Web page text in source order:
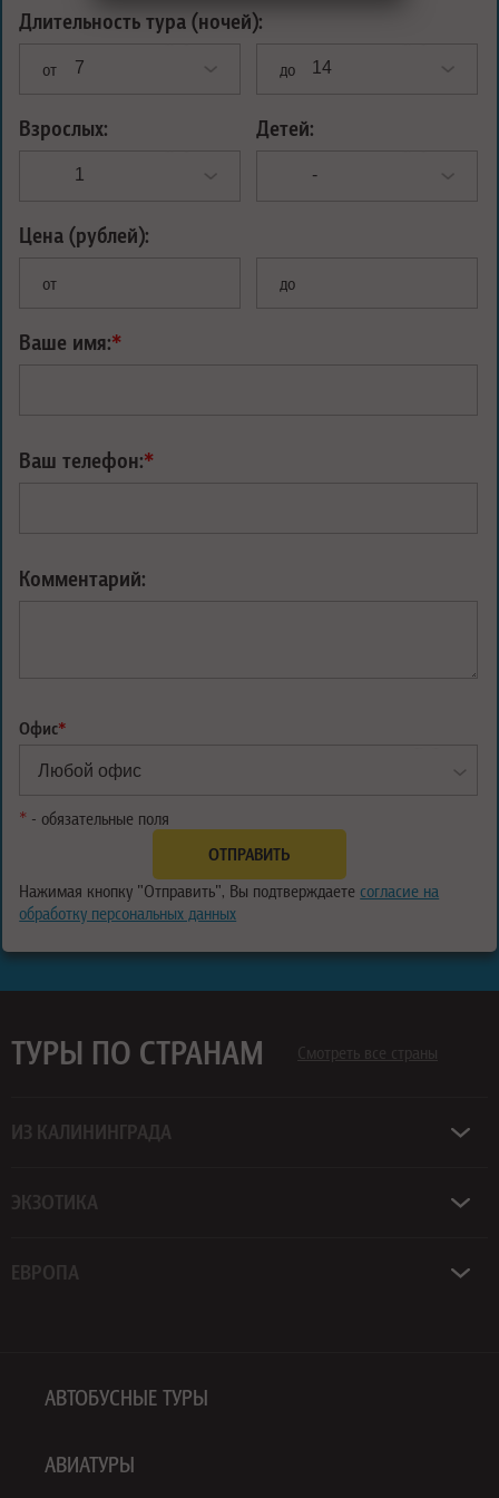
Длительность тура (ночей):
от до
Взрослых: Детей:
Цена (рублей):
от до
Ваше имя:*
Ваш телефон:*
Комментарий:
Офис*
* - обязательные поля
Нажимая кнопку "Отправить", Вы подтверждаете согласие на
обработку персональных данных
ТУРЫ ПО СТРАНАМ Смотреть все страны
ИЗ КАЛИНИНГРАДА
ЭКЗОТИКА
ЕВРОПА
АВТОБУСНЫЕ ТУРЫ
АВИАТУРЫ